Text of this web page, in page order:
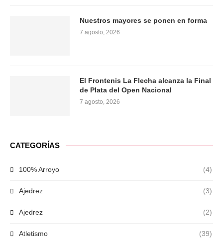
Nuestros mayores se ponen en forma
7 agosto, 2026
El Frontenis La Flecha alcanza la Final
de Plata del Open Nacional
7 agosto, 2026
CATEGORÍAS
100% Arroyo (4)
Ajedrez (3)
Ajedrez (2)
Atletismo (39)